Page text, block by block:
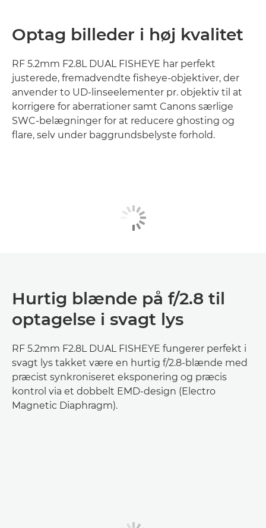
Optag billeder i høj kvalitet
RF 5.2mm F2.8L DUAL FISHEYE har perfekt
justerede, fremadvendte fisheye-objektiver, der
anvender to UD-linseelementer pr. objektiv til at
korrigere for aberrationer samt Canons særlige
SWC-belægninger for at reducere ghosting og
flare, selv under baggrundsbelyste forhold.
Hurtig blænde på f/2.8 til
optagelse i svagt lys
RF 5.2mm F2.8L DUAL FISHEYE fungerer perfekt i
svagt lys takket være en hurtig f/2.8-blænde med
præcist synkroniseret eksponering og præcis
kontrol via et dobbelt EMD-design (Electro
Magnetic Diaphragm).